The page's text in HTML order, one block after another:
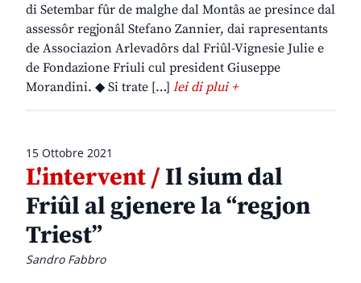
di Setembar fûr de malghe dal Montâs ae presince dal
assessôr regjonâl Stefano Zannier, dai rapresentants
de Associazion Arlevadôrs dal Friûl-Vignesie Julie e
de Fondazione Friuli cul president Giuseppe
Morandini. ◆ Si trate […] lei di plui +
15 Ottobre 2021
L'intervent /Il sium dal
Friûl al gjenere la “regjon
Triest”
Sandro Fabbro